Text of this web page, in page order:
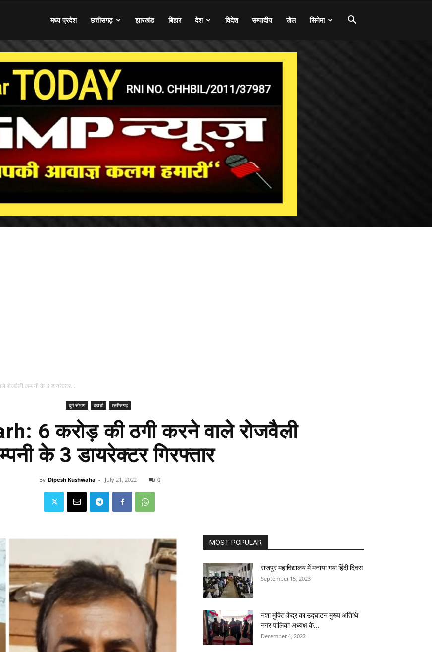
मध्य प्रदेश छत्तीसगढ़ झारखंड बिहार देश विदेश सम्पादीय खेल सिनेमा
रोजवैली कम्पनी के 3 डायरेक्टर...
दुर्ग संभाग कवर्धा छत्तीसगढ़
6 करोड़ की ठगी करने वाले रोजवैली
के 3 डायरेक्टर गिरफ्तार
By Dipesh Kushwaha - July 21, 2022 0
MOST POPULAR
राजपुर महाविद्यालय में मनाया गया हिंदी दिवस
September 15, 2023
नशा मुक्ति केंद्र का उद्घाटन मुख्य अतिथि
नगर पालिका अध्यक्ष के...
December 4, 2022